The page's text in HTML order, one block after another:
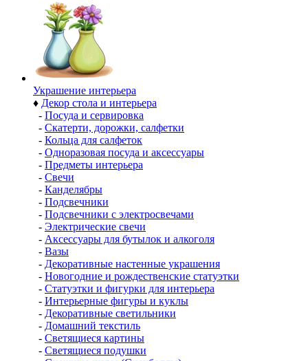
Украшение интерьера
♦ Декор стола и интерьера
- Посуда и сервировка
- Скатерти, дорожки, салфетки
- Кольца для салфеток
- Одноразовая посуда и аксессуары
- Предметы интерьера
- Свечи
- Канделябры
- Подсвечники
- Подсвечники с электросвечами
- Электрические свечи
- Аксессуары для бутылок и алкоголя
- Вазы
- Декоративные настенные украшения
- Новогодние и рождественские статуэтки
- Статуэтки и фигурки для интерьера
- Интерьерные фигуры и куклы
- Декоративные светильники
- Домашний текстиль
- Светящиеся картины
- Светящиеся подушки